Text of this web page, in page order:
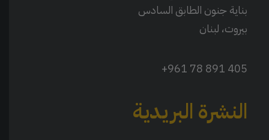
بناية جنون الطابق السادس
بيروت، لبنان
405 891 78 961+
النشرة البريدية